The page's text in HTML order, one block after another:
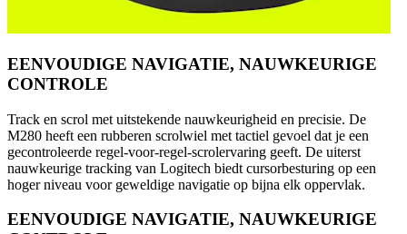
EENVOUDIGE NAVIGATIE, NAUWKEURIGE
CONTROLE
Track en scrol met uitstekende nauwkeurigheid en precisie. De
M280 heeft een rubberen scrolwiel met tactiel gevoel dat je een
gecontroleerde regel-voor-regel-scrolervaring geeft. De uiterst
nauwkeurige tracking van Logitech biedt cursorbesturing op een
hoger niveau voor geweldige navigatie op bijna elk oppervlak.
EENVOUDIGE NAVIGATIE, NAUWKEURIGE